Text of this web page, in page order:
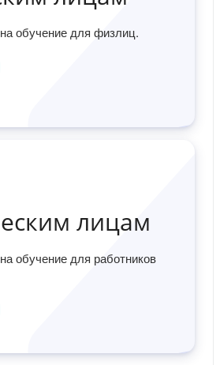
обучение для физлиц.
лицам
обучение для работников